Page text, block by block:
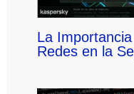
La
Redes en la